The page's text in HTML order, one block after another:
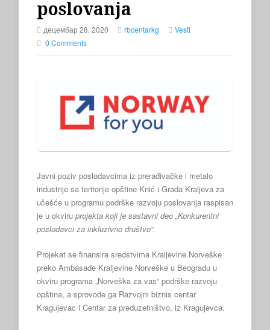
poslovanja
децембар 28, 2020 rbcentarkg
Vesti
0 Comments
Javni poziv poslodavcima iz prerađivačke i metalo
industrije sa teritorije opštine Knić i Grada Kraljeva za
učešće u programu podrške razvoju poslovanja raspisan
je u okviru projekta koji je sastavni deo „Konkurentni
poslodavci za inkluzivno društvo“.
Projekat se finansira sredstvima Kraljevine Norveške
preko Ambasade Kraljevine Norveške u Beogradu u
okviru programa „Norveška za vas“ podrške razvoju
opština, a sprovode ga Razvojni biznis centar
Kragujevac i Centar za preduzetništvo, iz Kragujevca.